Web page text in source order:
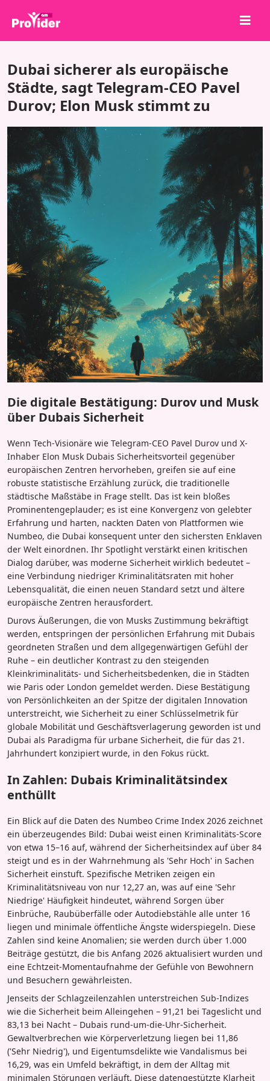
Über uns
Anmelden
Registrieren
Dienstleistungen
API
Bedingungen
Blog
Dubai sicherer als europäische
Städte, sagt Telegram-CEO Pavel
Durov; Elon Musk stimmt zu
Die digitale Bestätigung: Durov und Musk
über Dubais Sicherheit
Wenn Tech-Visionäre wie Telegram-CEO Pavel Durov und X-
Inhaber Elon Musk Dubais Sicherheitsvorteil gegenüber
europäischen Zentren hervorheben, greifen sie auf eine
robuste statistische Erzählung zurück, die traditionelle
städtische Maßstäbe in Frage stellt. Das ist kein bloßes
Prominentengeplauder; es ist eine Konvergenz von gelebter
Erfahrung und harten, nackten Daten von Plattformen wie
Numbeo, die Dubai konsequent unter den sichersten Enklaven
der Welt einordnen. Ihr Spotlight verstärkt einen kritischen
Dialog darüber, was moderne Sicherheit wirklich bedeutet –
eine Verbindung niedriger Kriminalitätsraten mit hoher
Lebensqualität, die einen neuen Standard setzt und ältere
europäische Zentren herausfordert.
Durovs Äußerungen, die von Musks Zustimmung bekräftigt
werden, entspringen der persönlichen Erfahrung mit Dubais
geordneten Straßen und dem allgegenwärtigen Gefühl der
Ruhe – ein deutlicher Kontrast zu den steigenden
Kleinkriminalitäts- und Sicherheitsbedenken, die in Städten
wie Paris oder London gemeldet werden. Diese Bestätigung
von Persönlichkeiten an der Spitze der digitalen Innovation
unterstreicht, wie Sicherheit zu einer Schlüsselmetrik für
globale Mobilität und Geschäftsverlagerung geworden ist und
Dubai als Paradigma für urbane Sicherheit, die für das 21.
Jahrhundert konzipiert wurde, in den Fokus rückt.
In Zahlen: Dubais Kriminalitätsindex
enthüllt
Ein Blick auf die Daten des Numbeo Crime Index 2026 zeichnet
ein überzeugendes Bild: Dubai weist einen Kriminalitäts-Score
von etwa 15–16 auf, während der Sicherheitsindex auf über 84
steigt und es in der Wahrnehmung als 'Sehr Hoch' in Sachen
Sicherheit einstuft. Spezifische Metriken zeigen ein
Kriminalitätsniveau von nur 12,27 an, was auf eine 'Sehr
Niedrige' Häufigkeit hindeutet, während Sorgen über
Einbrüche, Raubüberfälle oder Autodiebstähle alle unter 16
liegen und minimale öffentliche Ängste widerspiegeln. Diese
Zahlen sind keine Anomalien; sie werden durch über 1.000
Beiträge gestützt, die bis Anfang 2026 aktualisiert wurden und
eine Echtzeit-Momentaufnahme der Gefühle von Bewohnern
und Besuchern gewährleisten.
Jenseits der Schlagzeilenzahlen unterstreichen Sub-Indizes
wie die Sicherheit beim Alleingehen – 91,21 bei Tageslicht und
83,13 bei Nacht – Dubais rund-um-die-Uhr-Sicherheit.
Gewaltverbrechen wie Körperverletzung liegen bei 11,86
('Sehr Niedrig'), und Eigentumsdelikte wie Vandalismus bei
16,29, was ein Umfeld bekräftigt, in dem der Alltag mit
minimalen Störungen verläuft. Diese datengestützte Klarheit